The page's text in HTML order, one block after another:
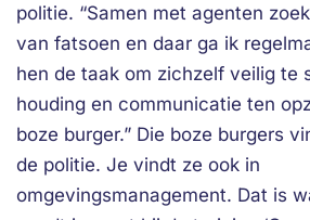
politie. “Samen met agenten
van fatsoen en daar ga ik
hen de taak om zichzelf veilig te
houding en communicatie ten
boze burger.” Die boze burgers
de politie. Je vindt ze ook in
omgevingsmanagement. Dat is